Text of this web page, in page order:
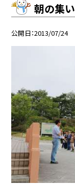
朝の集い
公開日 2013/07/24